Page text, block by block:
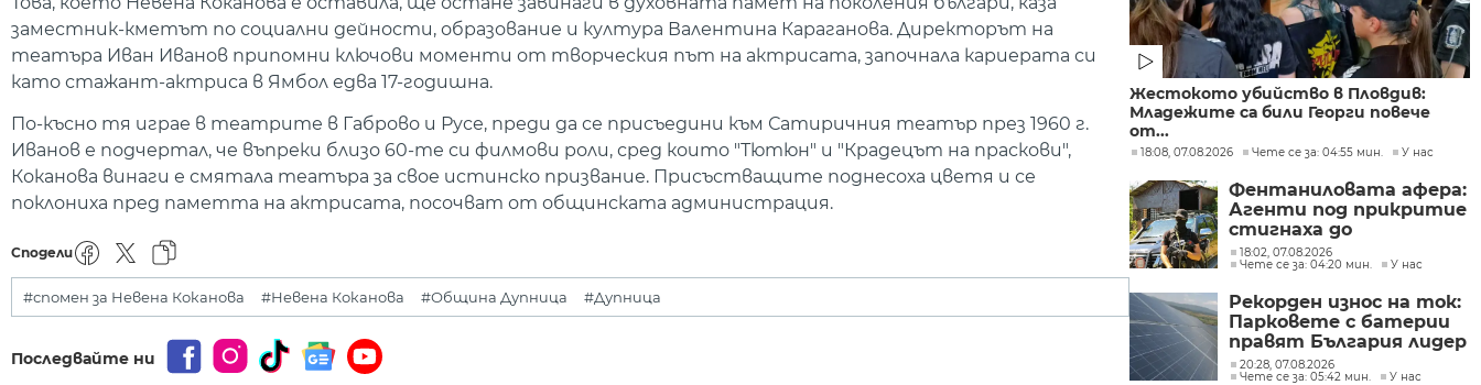
заместник-кметът по социални дейности, образование и култура Валентина Караганова. Директорът на
театъра Иван Иванов припомни ключови моменти от творческия път на актрисата, започнала кариерата си
като стажант-актриса в Ямбол едва 17-годишна.
По-късно тя играе в театрите в Габрово и Русе, преди да се присъедини към Сатиричния театър през 1960 г.
Иванов е подчертал, че въпреки близо 60-те си филмови роли, сред които "Тютюн" и "Крадецът на праскови",
Коканова винаги е смятала театъра за свое истинско призвание. Присъстващите поднесоха цветя и се
поклониха пред паметта на актрисата, посочват от общинската администрация.
Сподели
#спомен за Невена Коканова #Невена Коканова #Община Дупница #Дупница
Последвайте ни
Жестокото убийство в Пловдив:
Младежите са били Георги повече
от...
18:08, 07.08.2026 Чете се за: 04:55 мин. У нас
Фентаниловата афера:
Агенти под прикритие
стигнаха до
лабораторията във
„Факултета“
18:02, 07.08.2026
Чете се за: 04:20 мин.
У нас
Рекорден износ на ток:
Парковете с батерии
правят България лидер
на пазара
20:28, 07.08.2026
Чете се за: 05:42 мин.
У нас